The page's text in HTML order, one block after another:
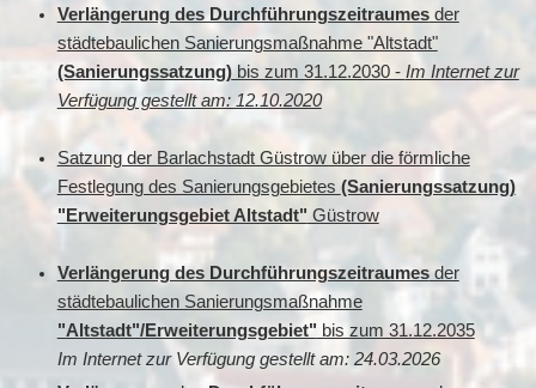
Verlängerung des Durchführungszeitraumesder
städtebaulichen Sanierungsmaßnahme "Altstadt"
(Sanierungssatzung)bis zum 31.12.2030 - Im Internet zur
Verfügung gestellt am: 12.10.2020
Satzung der Barlachstadt Güstrow über die förmliche
Festlegung des Sanierungsgebietes (Sanierungssatzung)
"Erweiterungsgebiet Altstadt"Güstrow
Verlängerung des Durchführungszeitraumesder
städtebaulichen Sanierungsmaßnahme
"Altstadt"/Erweiterungsgebiet" bis zum 31.12.2035
Im Internet zur Verfügung gestellt am: 24.03.2026